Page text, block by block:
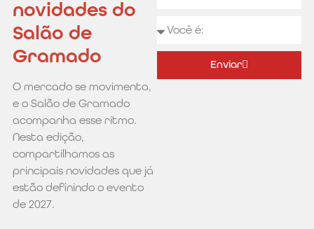
novidades do
Salão de
Gramado
O mercado se movimenta,
e o Salão de Gramado
acompanha esse ritmo.
Nesta edição,
compartilhamos as
principais novidades que já
estão definindo o evento
de 2027.
Enviar